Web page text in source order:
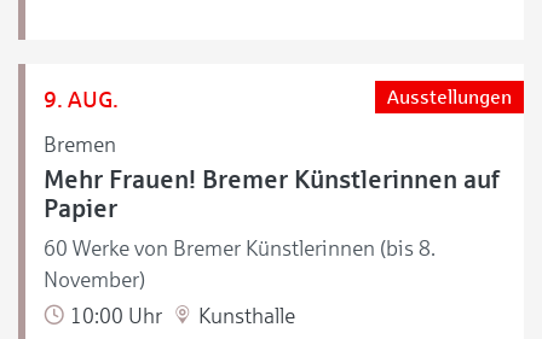
9. AUG.
Bremen
Ausstellungen
Mehr Frauen! Bremer Künstlerinnen auf
Papier
60 Werke von Bremer Künstlerinnen (bis 8.
November)
10:00 Uhr
Kunsthalle